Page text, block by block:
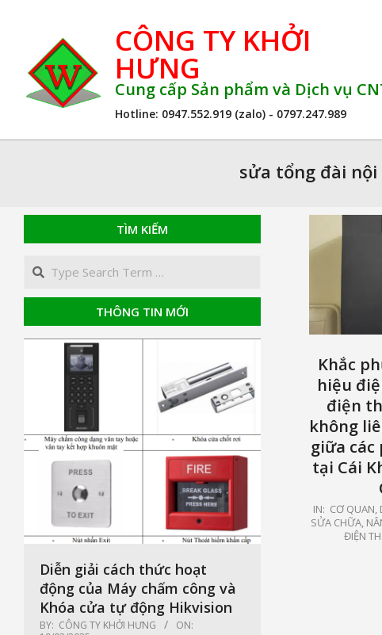
CÔNG TY KHỞI
HƯNG
Cung cấp Sản phẩm và Dịch vụ
Hotline: 0947.552.919 (zalo) - 0797.247.989
sửa tổng đài nội
Khắc
hiệu
điện
không
giữa các
tại Cái
2022-
08-
IN: CƠ QUAN,
SỬA CHỮA,
ĐIỆN
TÌM KIẾM
Search
THÔNG TIN MỚI
Diễn giải cách thức hoạt
động của Máy chấm công và
Khóa cửa tự động Hikvision
BY: CÔNG TY KHỞI HƯNG
ON: